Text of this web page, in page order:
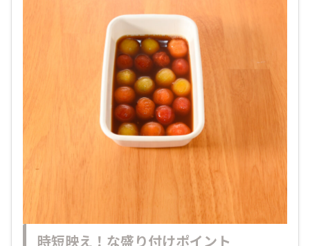
時短映え！な盛り付けポイント